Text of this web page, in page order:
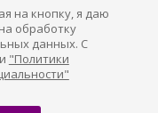
на кнопку, я даю
обработку
данных. С
"Политики